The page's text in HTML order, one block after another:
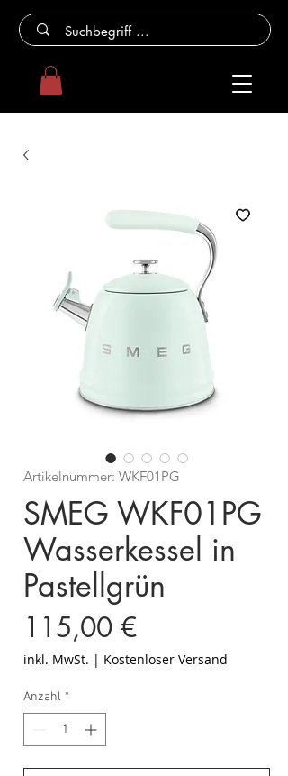
Artikelnummer: WKF01PG
SMEG WKF01PG
Wasserkessel in
Pastellgrün
115,00 €Preis
inkl. MwSt. | Kostenloser Versand
Anzahl *